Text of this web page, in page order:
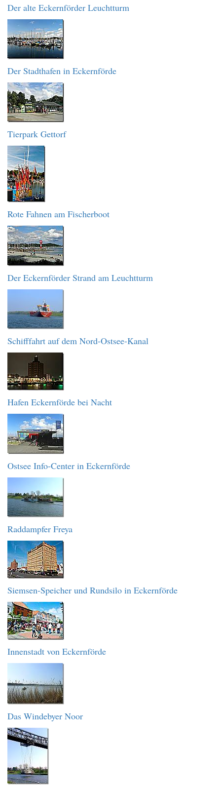
Der alte Eckernförder Leuchtturm
Der Stadthafen in Eckernförde
Tierpark Gettorf
Rote Fahnen am Fischerboot
Der Eckernförder Strand am Leuchtturm
Schifffahrt auf dem Nord-Ostsee-Kanal
Hafen Eckernförde bei Nacht
Ostsee Info-Center in Eckernförde
Raddampfer Freya
Siemsen-Speicher und Rundsilo in Eckernförde
Innenstadt von Eckernförde
Das Windebyer Noor